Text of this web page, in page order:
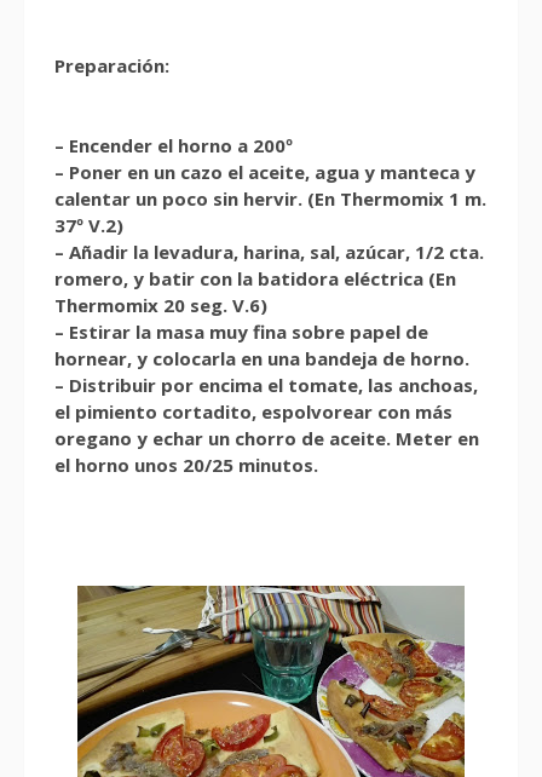
Preparación:
– Encender el horno a 200º
– Poner en un cazo el aceite, agua y manteca y
calentar un poco sin hervir. (En Thermomix 1 m.
37º V.2)
– Añadir la levadura, harina, sal, azúcar, 1/2 cta.
romero, y batir con la batidora eléctrica (En
Thermomix 20 seg. V.6)
– Estirar la masa muy fina sobre papel de
hornear, y colocarla en una bandeja de horno.
– Distribuir por encima el tomate, las anchoas,
el pimiento cortadito, espolvorear con más
oregano y echar un chorro de aceite. Meter en
el horno unos 20/25 minutos.